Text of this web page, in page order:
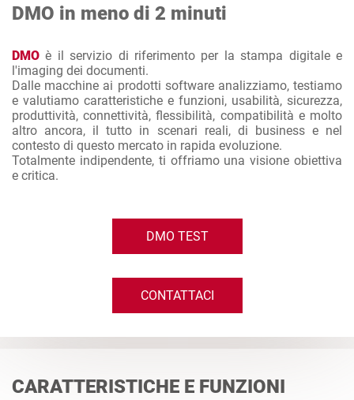
DMO in meno di 2 minuti
DMO è il servizio di riferimento per la stampa digitale e
l'imaging dei documenti.
Dalle macchine ai prodotti software analizziamo, testiamo
e valutiamo caratteristiche e funzioni, usabilità, sicurezza,
produttività, connettività, flessibilità, compatibilità e molto
altro ancora, il tutto in scenari reali, di business e nel
contesto di questo mercato in rapida evoluzione.
Totalmente indipendente, ti offriamo una visione obiettiva
e critica.
DMO TEST
CONTATTACI
CARATTERISTICHE E FUNZIONI